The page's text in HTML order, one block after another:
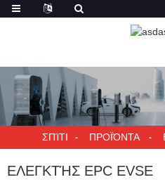
ΣΠΊΤΙ ΠΡΟΪΌΝΤΑ
ΕΛΕΓΚΤΉΣ EPC EVSE